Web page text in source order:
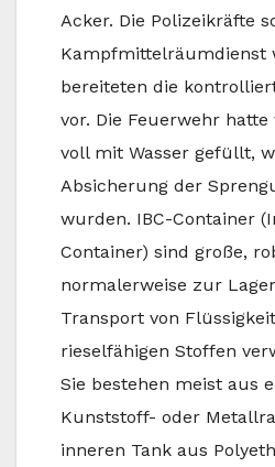
Acker. Die Polizeikräfte
Kampfmittelräumdienst
bereiteten die
vor. Die Feuerwehr
voll mit Wasser gefüllt,
Absicherung der
wurden. IBC-Container
Container) sind große,
normalerweise zur
Transport von
rieselfähigen Stoffen
Sie bestehen meist aus
Kunststoff- oder
inneren Tank aus